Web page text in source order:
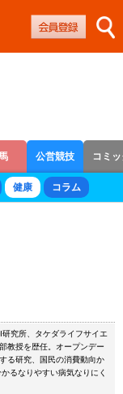
公営競技 コミ
健康 コラム
究所、タケダライフサイエ
教授を歴任。オープンデー
る研究、国民の消費動向か
るなりやすい病気なりにく